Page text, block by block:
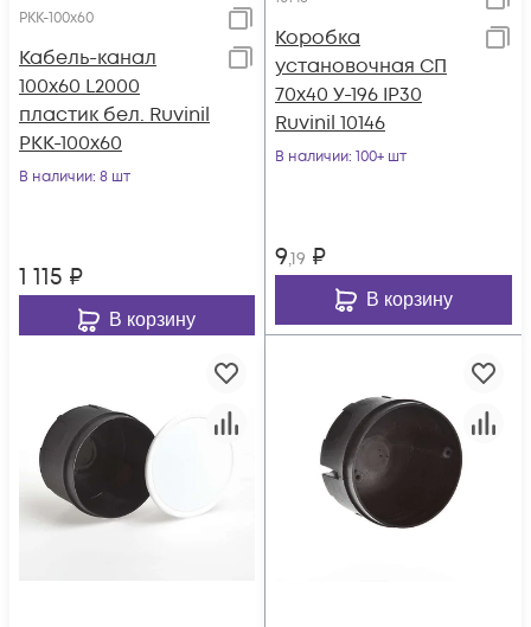
РКК-100х60
Кабель-канал
100х60 L2000
пластик бел. Ruvinil
РКК-100х60
В наличии: 8 шт
1 115 ₽
В корзину
Коробка
установочная СП
70х40 У-196 IP30
Ruvinil 10146
В наличии: 100+ шт
9,19 ₽
В корзину